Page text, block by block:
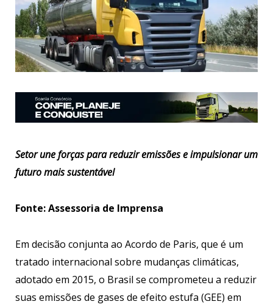
Setor une forças para reduzir emissões e impulsionar um
futuro mais sustentável
Fonte: Assessoria de Imprensa
Em decisão conjunta ao Acordo de Paris, que é um
tratado internacional sobre mudanças climáticas,
adotado em 2015, o Brasil se comprometeu a reduzir
suas emissões de gases de efeito estufa (GEE) em